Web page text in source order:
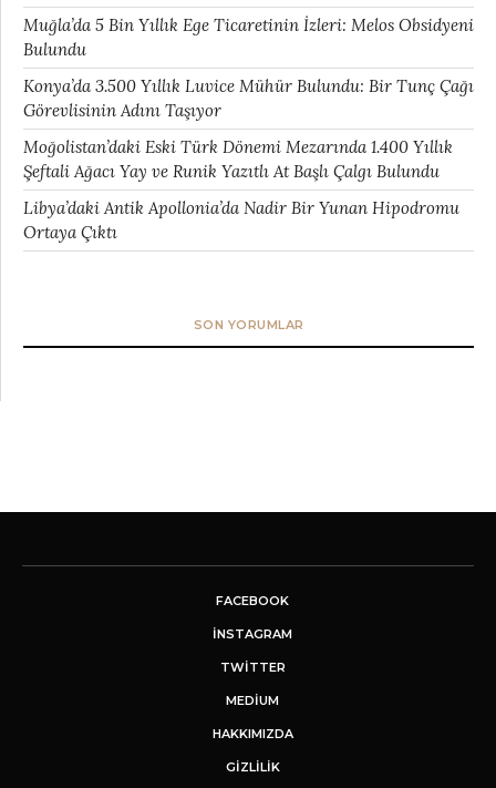
Muğla’da 5 Bin Yıllık Ege Ticaretinin İzleri: Melos Obsidyeni
Bulundu
Konya’da 3.500 Yıllık Luvice Mühür Bulundu: Bir Tunç Çağı
Görevlisinin Adını Taşıyor
Moğolistan’daki Eski Türk Dönemi Mezarında 1.400 Yıllık
Şeftali Ağacı Yay ve Runik Yazıtlı At Başlı Çalgı Bulundu
Libya’daki Antik Apollonia’da Nadir Bir Yunan Hipodromu
Ortaya Çıktı
SON YORUMLAR
FACEBOOK
INSTAGRAM
TWITTER
MEDIUM
HAKKIMIZDA
GİZLİLİK